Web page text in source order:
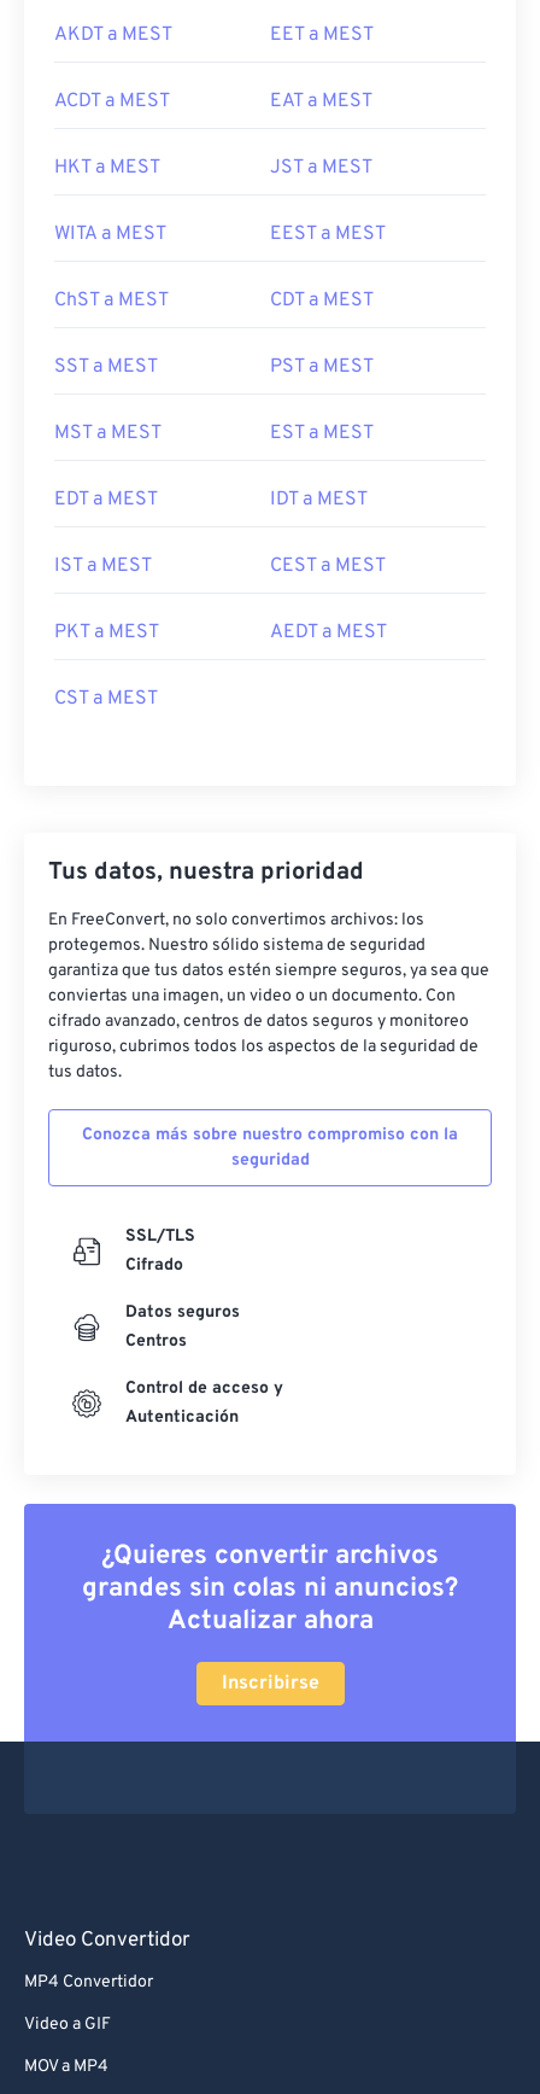
AKDT a MEST EET a MEST
ACDT a MEST EAT a MEST
HKT a MEST JST a MEST
WITA a MEST EEST a MEST
ChST a MEST CDT a MEST
SST a MEST PST a MEST
MST a MEST EST a MEST
EDT a MEST IDT a MEST
IST a MEST CEST a MEST
PKT a MEST AEDT a MEST
CST a MEST
Tus datos, nuestra prioridad
En FreeConvert, no solo convertimos archivos: los
protegemos. Nuestro sólido sistema de seguridad
garantiza que tus datos estén siempre seguros, ya sea que
conviertas una imagen, un video o un documento. Con
cifrado avanzado, centros de datos seguros y monitoreo
riguroso, cubrimos todos los aspectos de la seguridad de
tus datos.
Conozca más sobre nuestro compromiso con la
seguridad
SSL/TLS
Cifrado
Datos seguros
Centros
Control de acceso y
Autenticación
¿Quieres convertir archivos
grandes sin colas ni anuncios?
Actualizar ahora
Inscribirse
Video Convertidor
MP4 Convertidor
Video a GIF
MOV a MP4